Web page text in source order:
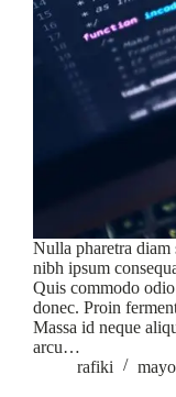
Nulla pharetra diam
nibh ipsum
Quis commodo
donec. Proin
Massa id neque
arcu…
rafiki